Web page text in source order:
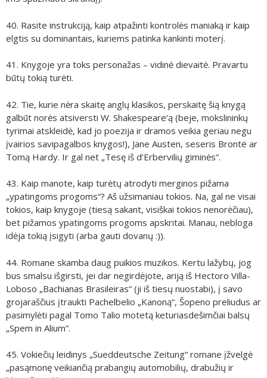
40. Rasite instrukciją, kaip atpažinti kontrolės maniaką ir kaip
elgtis su dominantais, kuriems patinka kankinti moterį.
41. Knygoje yra toks personažas – vidinė dievaitė. Pravartu
būtų tokią turėti.
42. Tie, kurie nėra skaitę anglų klasikos, perskaitę šią knygą
galbūt norės atsiversti W. Shakespeare‘ą (beje, mokslininkų
tyrimai atskleidė, kad jo poezija ir dramos veikia geriau negu
įvairios savipagalbos knygos!), Jane Austen, seseris Brontë ar
Tomą Hardy. Ir gal net „Tesę iš d‘Erbervilių giminės“.
43. Kaip manote, kaip turėtų atrodyti merginos pižama
„ypatingoms progoms“? Aš užsimaniau tokios. Na, gal ne visai
tokios, kaip knygoje (tiesą sakant, visiškai tokios nenorėčiau),
bet pižamos ypatingoms progoms apskritai. Manau, nebloga
idėja tokią įsigyti (arba gauti dovanų :)).
44. Romane skamba daug puikios muzikos. Kertu lažybų, jog
bus smalsu išgirsti, jei dar negirdėjote, ariją iš Hectoro Villa-
Loboso „Bachianas Brasileiras“ (ji iš tiesų nuostabi), į savo
grojaraščius įtraukti Pachelbelio „Kanoną“, Šopeno preliudus ar
pasimylėti pagal Tomo Talio motetą keturiasdešimčiai balsų
„Spem in Alium“.
45. Vokiečių leidinys „Sueddeutsche Zeitung“ romane įžvelgė
„pasąmonę veikiančią prabangių automobilių, drabužių ir